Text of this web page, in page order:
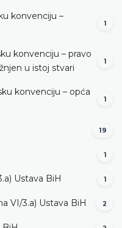
konvenciju –
1
konvenciju – pravo
u istoj stvari
1
konvenciju – opća
1
19
1
Ustava BiH 1
VI/3.а) Ustava BiH 2